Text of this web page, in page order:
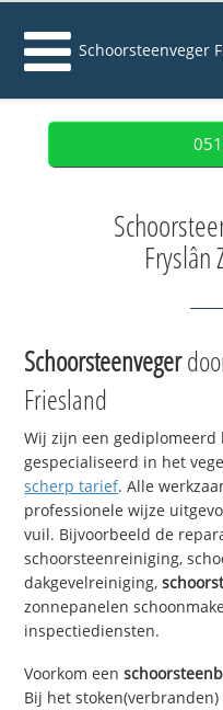
Schoorsteenveger
Fryslân
Schoorsteenveger
Friesland
Wij zijn een
gespecialiseerd in het
scherp tarief. Alle
professionele wijze
vuil. Bijvoorbeeld de
schoorsteenreiniging,
dakgevelreiniging,
zonnepanelen
inspectiediensten.
Voorkom een
Bij het